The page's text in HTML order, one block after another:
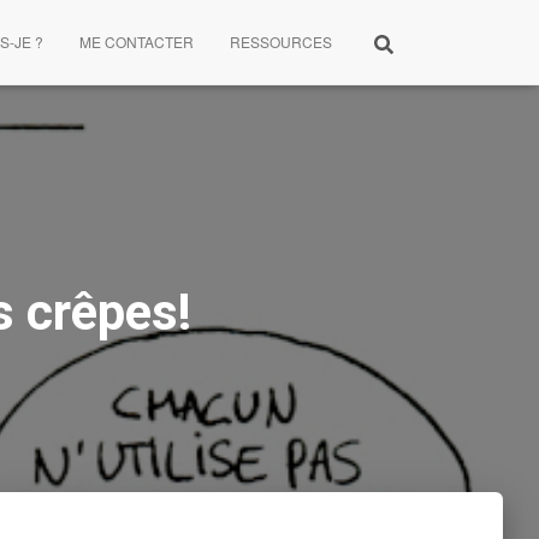
JE ? ME CONTACTER RESSOURCES
crêpes!